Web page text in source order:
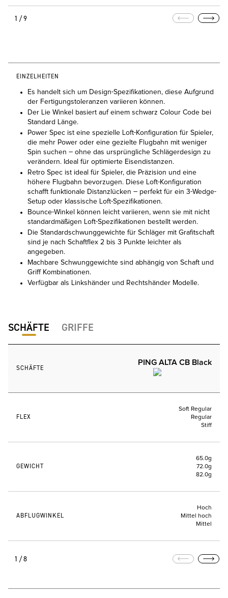
1/9
EINZELHEITEN
Es handelt sich um Design-Spezifikationen, diese Aufgrund
der Fertigungstoleranzen variieren können.
Der Lie Winkel basiert auf einem schwarz Colour Code bei
Standard Länge.
Power Spec ist eine spezielle Loft-Konfiguration für Spieler,
die mehr Power oder eine gezielte Flugbahn mit weniger
Spin suchen – ohne das ursprüngliche Schlägerdesign zu
verändern. Ideal für optimierte Eisendistanzen.
Retro Spec ist ideal für Spieler, die Präzision und eine
höhere Flugbahn bevorzugen. Diese Loft-Konfiguration
schafft funktionale Distanzlücken – perfekt für ein 3-Wedge-
Setup oder klassische Loft-Spezifikationen.
Bounce-Winkel können leicht variieren, wenn sie mit nicht
standardmäßigen Loft-Spezifikationen bestellt werden.
Die Standardschwunggewichte für Schläger mit Grafitschaft
sind je nach Schaftflex 2 bis 3 Punkte leichter als
angegeben.
Machbare Schwunggewichte sind abhängig von Schaft und
Griff Kombinationen.
Verfügbar als Linkshänder und Rechtshänder Modelle.
SCHÄFTE GRIFFE
SCHÄFTE
PING ALTA CB Black
FLEX
Soft Regular
Regular
Stiff
GEWICHT
65.0g
72.0g
82.0g
ABFLUGWINKEL
Hoch
Mittel hoch
Mittel
1/8